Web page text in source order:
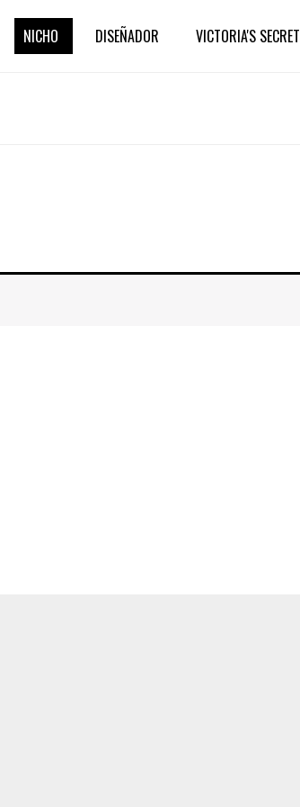
NICHO DISEÑADOR VICTORIA'S SECRET